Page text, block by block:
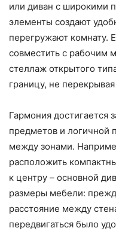
или диван с широкими
элементы создают
перегружают комнату.
совместить с рабочим
стеллаж открытого
границу, не перекрывая
Гармония достигается
предметов и логичной
между зонами.
расположить
к центру – основной
размеры мебели:
расстояние между
передвигаться было